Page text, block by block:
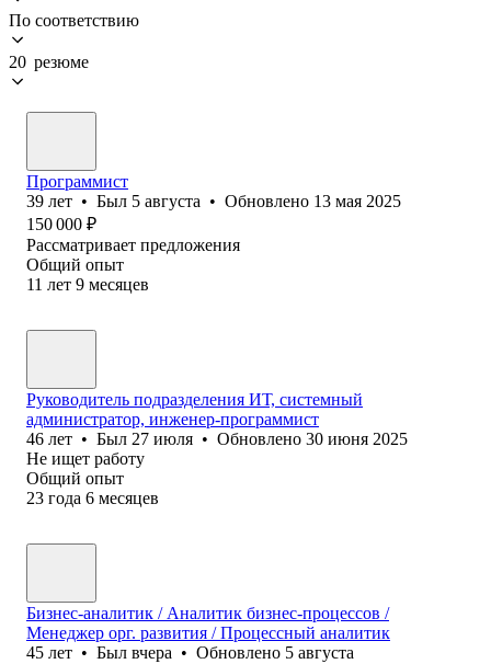
По соответствию
20 резюме
Программист
39 лет • Был 5 августа • Обновлено 13 мая 2025
150 000 ₽
Рассматривает предложения
Общий опыт
11 лет 9 месяцев
Руководитель подразделения ИТ, системный
администратор, инженер-программист
46 лет • Был 27 июля • Обновлено 30 июня 2025
Не ищет работу
Общий опыт
23 года 6 месяцев
Бизнес-аналитик / Аналитик бизнес-процессов /
Менеджер орг. развития / Процессный аналитик
45 лет • Был вчера • Обновлено 5 августа